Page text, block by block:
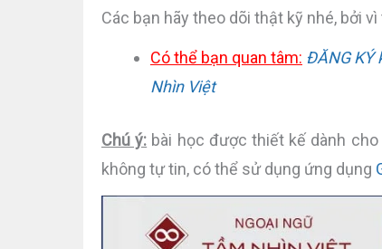
Các bạn hãy theo dõi thật kỹ nhé, bởi
Có thể bạn quan tâm: ĐĂNG KÝ
Nhìn Việt
Chú ý: bài học được thiết kế dành
không tự tin, có thể sử dụng ứng dụng